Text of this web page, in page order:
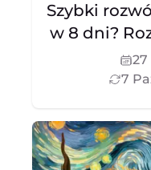
Szybki
w 8 dni?
7